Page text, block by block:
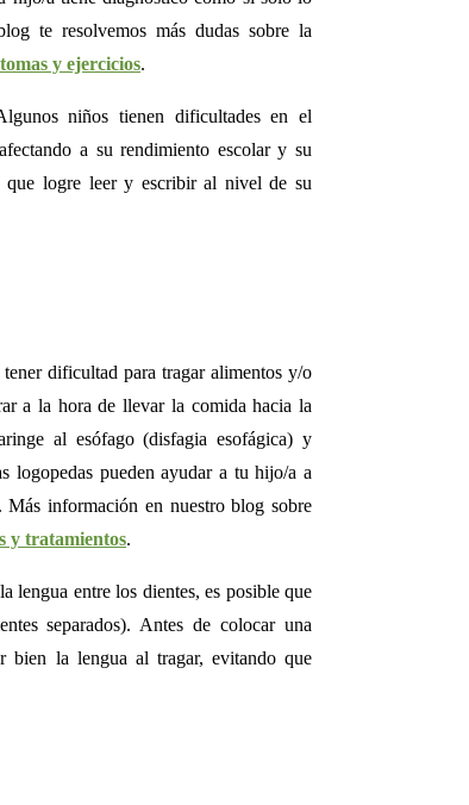
te resolvemos más dudas sobre la
y ejercicios.
niños tienen dificultades en el
a su rendimiento escolar y su
que logre leer y escribir al nivel de su
dificultad para tragar alimentos y/o
a la hora de llevar la comida hacia la
al esófago (disfagia esofágica) y
logopedas pueden ayudar a tu hijo/a a
información en nuestro blog sobre
y tratamientos.
lengua entre los dientes, es posible que
separados). Antes de colocar una
bien la lengua al tragar, evitando que